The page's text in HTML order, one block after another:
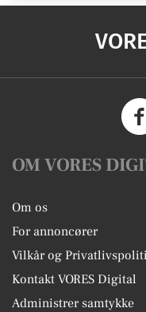
OM VORES
Om os
For annoncører
Vilkår og
Kontakt VORES Digital
Administrer samtykke